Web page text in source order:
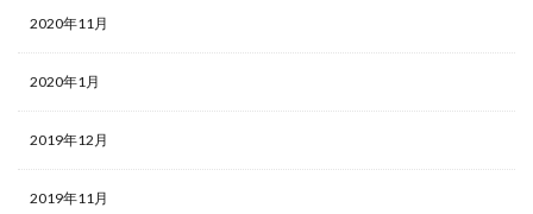
2020年11月
2020年1月
2019年12月
2019年11月